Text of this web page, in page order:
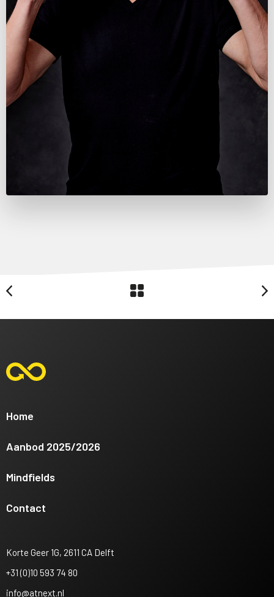
Home
Aanbod 2025/2026
Mindfields
Contact
Korte Geer 1G, 2611 CA Delft
+31 (0)10 593 74 80
info@atnext.nl